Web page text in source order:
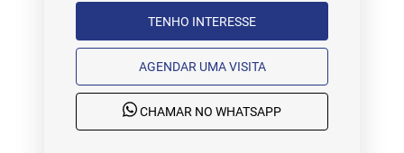
TENHO INTERESSE
AGENDAR UMA VISITA
CHAMAR NO WHATSAPP